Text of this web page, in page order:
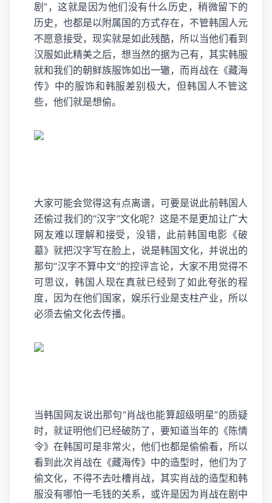
剧”，这就是因为他们没有什么历史，稍微留下的
历史，也都是以附属国的方式存在，不管韩国人元
不愿意接受，现实就是如此残酷，所以当他们看到
汉服如此精美之后，想当然的据为己有，其实韩服
就和我们的朝鲜族服饰如出一辙，而肖战在《藏海
传》中的服饰和韩服差别极大，但韩国人不管这
些，他们就是想偷。
大家可能会觉得这有点离谱，可要是说此前韩国人
还偷过我们的“汉字”文化呢？这是不是更加让广大
网友难以理解和接受，没错，此前韩国电影《破
墓》就把汉字写在脸上，说是韩国文化，并说出的
那句“汉字不算中文”的控评言论，大家不用觉得不
可思议，韩国人现在真就已经到了如此夸张的程
度，因为在他们国家，娱乐行业是支柱产业，所以
必须去偷文化去传播。
当韩国网友说出那句“肖战也能算超级明星”的质疑
时，就证明他们已经破防了，要知道当年的《陈情
令》在韩国可是非常火，他们也都是偷偷看，所以
看到此次肖战在《藏海传》中的造型时，他们为了
偷文化，不得不去吐槽肖战，其实肖战的造型和韩
服没有哪怕一毛钱的关系，或许是因为肖战在剧中